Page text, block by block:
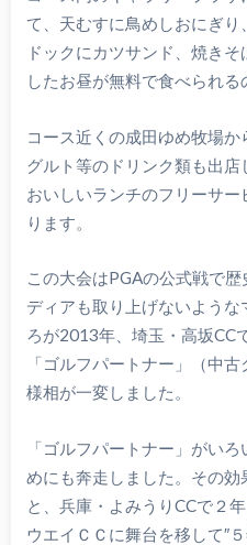
て、天むすに鳥めしおにぎり
ドックにカツサンド、焼き
したお昼が無料で食べられる
コース近くの成田ゆめ牧場
グルト等のドリンク類も出
おいしいランチのフリーサ
ります。
この大会はPGAの公式戦で
ディアも取り上げないような
ろが2013年、埼玉・高坂CC
「ゴルフパートナー」（中
様相が一変しました。
「ゴルフパートナー」がい
めにも奔走しました。その
と、兵庫・よみうりCCで２
ウエイＣＣに舞台を移して″